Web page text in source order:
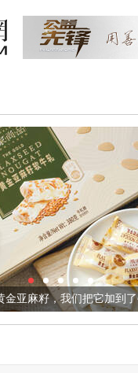
金亚麻籽，我们把它加到